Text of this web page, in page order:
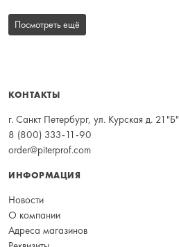
Посмотреть ещё
КОНТАКТЫ
г. Санкт Петербург, ул. Курская д. 21"Б"
8 (800) 333-11-90
order@piterprof.com
ИНФОРМАЦИЯ
Новости
О компании
Адреса магазинов